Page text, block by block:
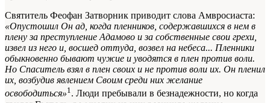
Святитель Феофан Затворник приводит слова Амвросиаста:
«Опустошил Он ад, когда пленников, содержавшихся в нем в
плену за преступление Адамово и за собственные свои грехи,
извел из него и, восшед оттуда, возвел на небеса... Пленники
обыкновенно бывают чужие и уводятся в плен против воли.
Но Спаситель взял в плен своих и не против воли их. Он пленил
их, возбудив явлением Своим среди них желание
освободиться»1. Люди пребывали в безнадежности, но когда